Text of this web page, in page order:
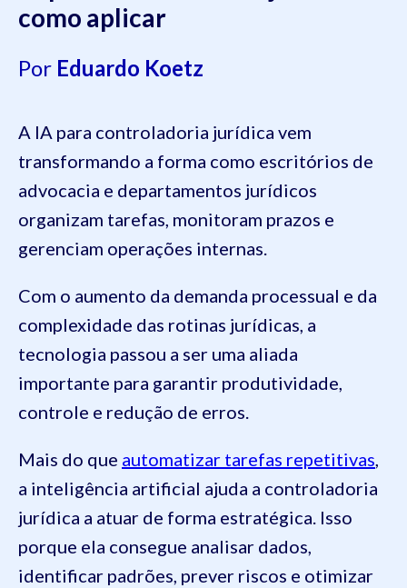
como aplicar
Por Eduardo Koetz
A IA para controladoria jurídica vem
transformando a forma como escritórios de
advocacia e departamentos jurídicos
organizam tarefas, monitoram prazos e
gerenciam operações internas.
Com o aumento da demanda processual e da
complexidade das rotinas jurídicas, a
tecnologia passou a ser uma aliada
importante para garantir produtividade,
controle e redução de erros.
Mais do que automatizar tarefas repetitivas,
a inteligência artificial ajuda a controladoria
jurídica a atuar de forma estratégica. Isso
porque ela consegue analisar dados,
identificar padrões, prever riscos e otimizar